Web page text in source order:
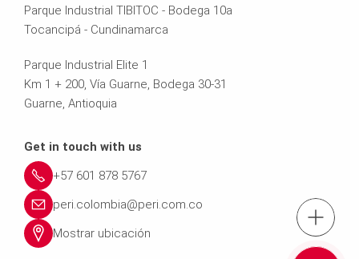
Tel.: +57 (601)
Parque Industrial TIBITOC - Bodega 10a
Tocancipá - Cundinamarca
Parque Industrial Elite 1
Km 1 + 200, Vía Guarne, Bodega 30-31
Guarne, Antioquia
Get in touch with us
+57 601 878 5767
peri.colombia@peri.com.co
Mostrar ubicación